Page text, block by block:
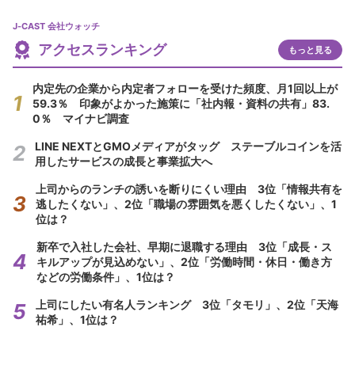
J-CAST 会社ウォッチ
アクセスランキング もっと見る
内定先の企業から内定者フォローを受けた頻度、月1回以上が
59.3％ 印象がよかった施策に「社内報・資料の共有」83.
0％ マイナビ調査
LINE NEXTとGMOメディアがタッグ ステーブルコインを活
用したサービスの成長と事業拡大へ
上司からのランチの誘いを断りにくい理由 3位「情報共有を
逃したくない」、2位「職場の雰囲気を悪くしたくない」、1
位は？
新卒で入社した会社、早期に退職する理由 3位「成長・ス
キルアップが見込めない」、2位「労働時間・休日・働き方
などの労働条件」、1位は？
上司にしたい有名人ランキング 3位「タモリ」、2位「天海
祐希」、1位は？